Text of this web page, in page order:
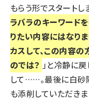
もらう形でスタートし
ラバラのキーワード
りたい内容にはなり
カスして、この内容
のでは？ 」と冷静に
して……。最後に白砂
も添削していただきま